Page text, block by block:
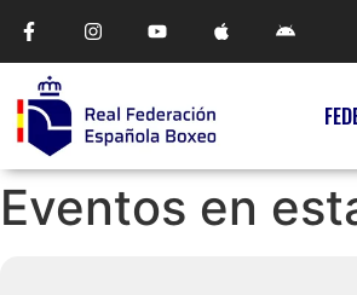
Eventos en